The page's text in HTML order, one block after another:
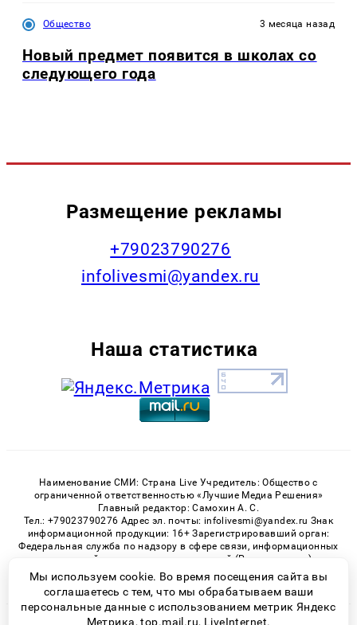
Общество 3 месяца назад
Новый предмет появится в школах со
следующего года
Размещение рекламы
+79023790276
infolivesmi@yandex.ru
Наша статистика
Наименование СМИ: Страна Live Учредитель: Общество с
ограниченной ответственностью «Лучшие Медиа Решения»
Главный редактор: Самохин А. С.
Тел.: +79023790276 Адрес эл. почты: infolivesmi@yandex.ru Знак
информационной продукции: 16+ Зарегистрировавший орган:
Федеральная служба по надзору в сфере связи, информационных
технологий и массовых коммуникаций (Роскомнадзор)
Регистрационный номер СМИ ЭЛ № ФС 77 - 82538 от 21.01.2022
Мы используем cookie. Во время посещения сайта вы
соглашаетесь с тем, что мы обрабатываем ваши
персональные данные с использованием метрик Яндекс
Метрика, top.mail.ru, LiveInternet.